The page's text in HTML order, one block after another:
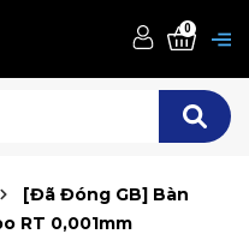
0
[Đã Đóng GB] Bàn
RT 0,001mm